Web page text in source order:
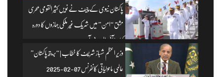
پاکستان نیوی کے چیف نے نویں کثیر القومی بحری
مشق “امن” میں شریک غیر ملکی جہازوں کا دورہ
کیا۔ | آئی ایس پی آر
وزیرِ اعظم شہباز شریف کا خطاب | “بریتھ پاکستان”
عالمی ماحولیاتی کانفرنس 07-02-2025